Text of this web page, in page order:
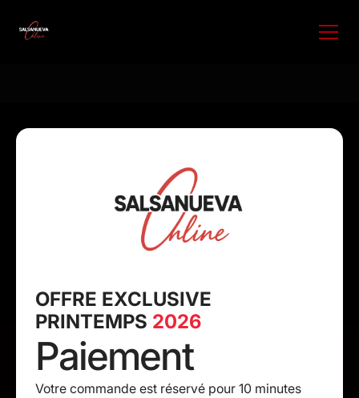
OFFRE EXCLUSIVE
PRINTEMPS 2026
Paiement
Votre commande est réservé pour 10 minutes